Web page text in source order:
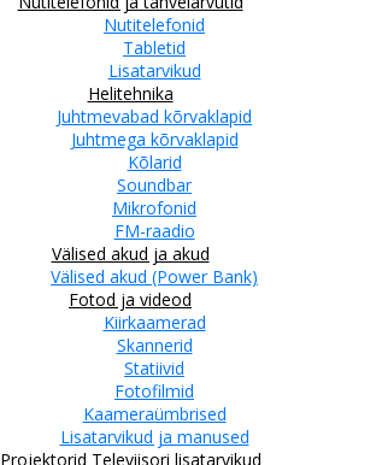
Nutitelefonid
Tabletid
Lisatarvikud
Helitehnika
Juhtmevabad kõrvaklapid
Juhtmega kõrvaklapid
Kõlarid
Soundbar
Mikrofonid
FM-raadio
Välised akud ja akud
Välised akud (Power Bank)
Fotod ja videod
Kiirkaamerad
Skannerid
Statiivid
Fotofilmid
Kaameraümbrised
Lisatarvikud ja manused
Projektorid Televiisori lisatarvikud